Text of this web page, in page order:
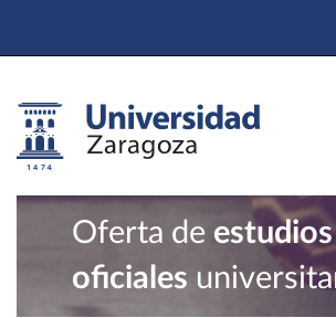
Oferta de estudios
oficiales